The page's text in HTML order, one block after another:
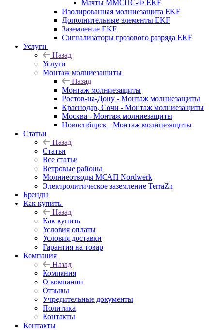
Мачты ММСПС-Ф EKF
Изолированная молниезащита EKF
Дополнительные элементы EKF
Заземление EKF
Сигнализаторы грозового разряда EKF
Услуги
Назад
Услуги
Монтаж молниезащиты
Назад
Монтаж молниезащиты
Ростов-на-Дону - Монтаж молниезащиты
Краснодар, Сочи - Монтаж молниезащиты
Москва - Монтаж молниезащиты
Новосибирск - Монтаж молниезащиты
Статьи
Назад
Статьи
Все статьи
Ветровые районы
Молниеотводы МСАП Nordwerk
Электролитическое заземление TerraZn
Бренды
Как купить
Назад
Как купить
Условия оплаты
Условия доставки
Гарантия на товар
Компания
Назад
Компания
О компании
Отзывы
Учредительные документы
Политика
Контакты
Контакты